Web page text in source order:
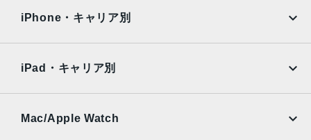
2022年9月16日
Surface
Xiaomi Tablet
Ymobile
UQmobile
iPhone・キャリア別
Ymobile
iPad・キャリア別
Mac/Apple Watch